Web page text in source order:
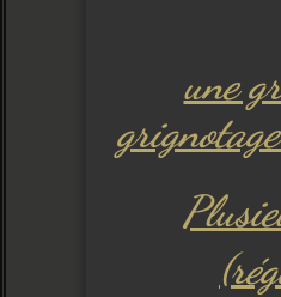
une